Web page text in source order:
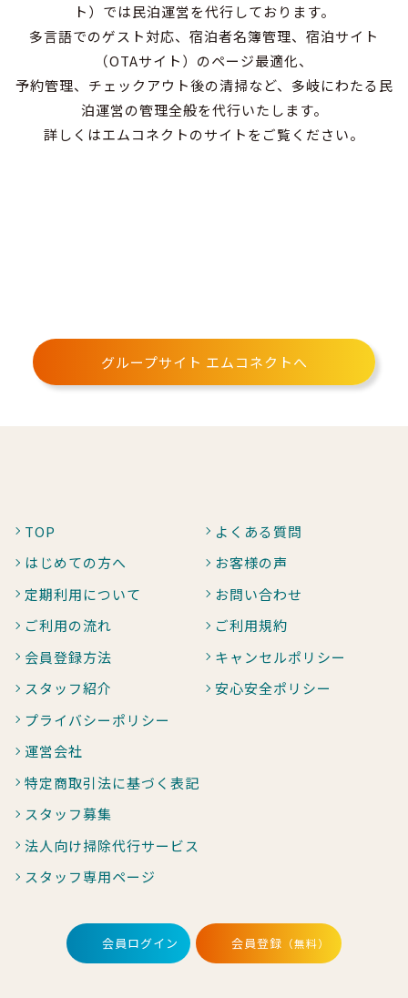
ト）では民泊運営を代行しております。
多言語でのゲスト対応、宿泊者名簿管理、宿泊サイト
（OTAサイト）のページ最適化、
予約管理、チェックアウト後の清掃など、多岐にわたる民
泊運営の管理全般を代行いたします。
詳しくはエムコネクトのサイトをご覧ください。
グループサイト エムコネクトへ
TOP
はじめての方へ
定期利用について
ご利用の流れ
会員登録方法
スタッフ紹介
よくある質問
お客様の声
お問い合わせ
ご利用規約
キャンセルポリシー
安心安全ポリシー
プライバシーポリシー
運営会社
特定商取引法に基づく表記
スタッフ募集
法人向け掃除代行サービス
スタッフ専用ページ
会員ログイン 会員登録 （無料）